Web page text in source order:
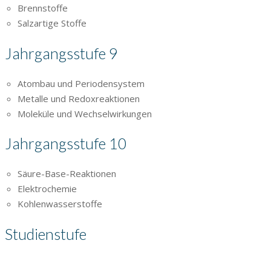
Brennstoffe
Salzartige Stoffe
Jahrgangsstufe 9
Atombau und Periodensystem
Metalle und Redoxreaktionen
Moleküle und Wechselwirkungen
Jahrgangsstufe 10
Säure-Base-Reaktionen
Elektrochemie
Kohlenwasserstoffe
Studienstufe